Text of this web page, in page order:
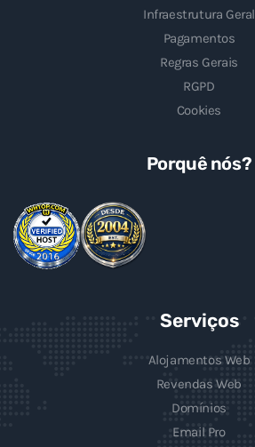
Infraestrutura Geral
Pagamentos
Regras Gerais
RGPD
Cookies
Porquê nós?
Serviços
Alojamentos Web
Revendas Web
Domínios
Email Pro